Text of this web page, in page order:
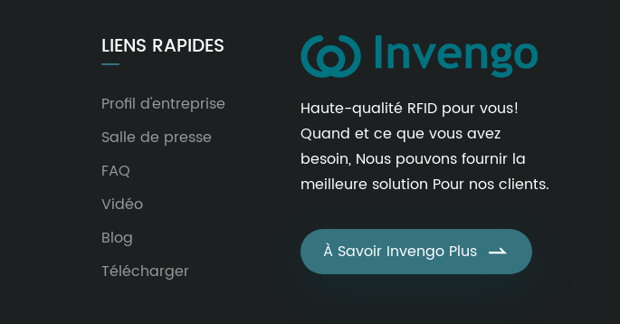
LIENS RAPIDES
Profil d'entreprise
Salle de presse
FAQ
Vidéo
Blog
Télécharger
Haute-qualité RFID pour vous!
Quand et ce que vous avez
besoin, Nous pouvons fournir la
meilleure solution Pour nos clients.
À Savoir Invengo Plus 